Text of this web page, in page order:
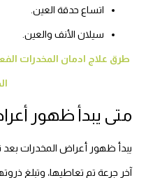
اتساع حدقة العين.
سيلان الأنف والعين.
طرق علاج ادمان المخدرات
متى يبدأ ظهور
آخر جرعة تم تعاطيها، وتبلغ